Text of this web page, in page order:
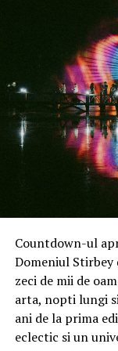
strategic
fotografia
performanței
mobilă. Unul
a fost
look – pe
fotografice
replicat stilul
Leica, și „Leica
de bază a Leica,
un aspect
Alături de aceste
au adus și mai
smartphone-urile
Tehnologia
„Leica Look-ul”
Countdown-ul
Domeniul Stirbey
zeci de mii de
arta, nopti lungi
ani de la prima
eclectic si un